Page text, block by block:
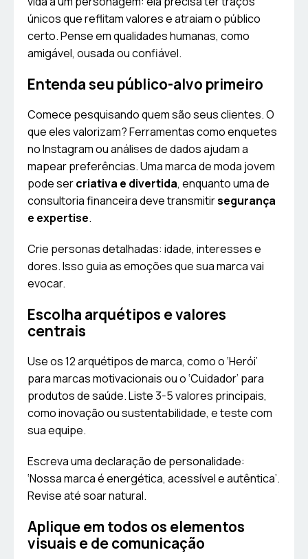
únicos que reflitam valores e atraiam o público
certo. Pense em qualidades humanas, como
amigável, ousada ou confiável.
Entenda seu público-alvo primeiro
Comece pesquisando quem são seus clientes. O
que eles valorizam? Ferramentas como enquetes
no Instagram ou análises de dados ajudam a
mapear preferências. Uma marca de moda jovem
pode sercriativa e divertida, enquanto uma de
consultoria financeira deve transmitirsegurança
e expertise.
Crie personas detalhadas: idade, interesses e
dores. Isso guia as emoções que sua marca vai
evocar.
Escolha arquétipos e valores
centrais
Use os 12 arquétipos de marca, como o ‘Herói’
para marcas motivacionais ou o ‘Cuidador’ para
produtos de saúde. Liste 3-5 valores principais,
como inovação ou sustentabilidade, e teste com
sua equipe.
Escreva uma declaração de personalidade:
‘Nossa marca é energética, acessível e autêntica’.
Revise até soar natural.
Aplique em todos os elementos
visuais e de comunicação